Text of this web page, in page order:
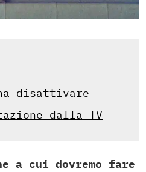
disattivare
dalla TV
a cui dovremo fare